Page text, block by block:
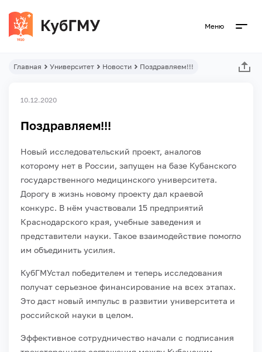
Меню
Главная Университет Новости Поздравляем!!!
10.12.2020
Поздравляем!!!
Новый исследовательский проект, аналогов
которому нет в России, запущен на базе Кубанского
государственного медицинского университета.
Дорогу в жизнь новому проекту дал краевой
конкурс. В нём участвовали 15 предприятий
Краснодарского края, учебные заведения и
представители науки. Такое взаимодействие помогло
им объединить усилия.
КубГМУстал победителем и теперь исследования
получат серьезное финансирование на всех этапах.
Это даст новый импульс в развитии университета и
российской науки в целом.
Эффективное сотрудничество начали с подписания